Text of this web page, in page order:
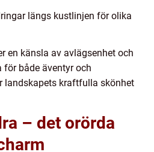
längs kustlinjen för olika
en känsla av avlägsenhet och
för både äventyr och
landskapets kraftfulla skönhet
– det orörda